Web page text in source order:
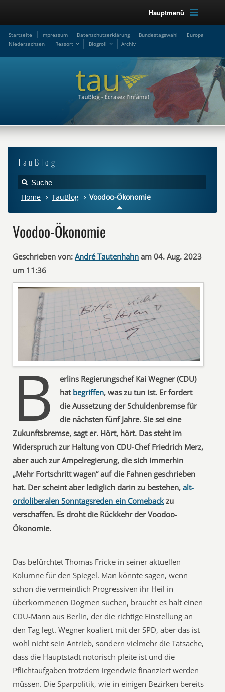
Hauptmenü
Startseite Impressum Datenschutzerklärung Bundestagswahl
Europa
Niedersachsen
Ressort Blogroll Archiv
TauBlog
Home TauBlog Voodoo-Ökonomie
Voodoo-Ökonomie
Geschrieben von: André Tautenhahn am 04. Aug. 2023
um 11:36
B
erlins Regierungschef Kai Wegner (CDU)
hat begriffen, was zu tun ist. Er fordert
die Aussetzung der Schuldenbremse für
die nächsten fünf Jahre. Sie sei eine
Zukunftsbremse, sagt er. Hört, hört. Das steht im
Widerspruch zur Haltung von CDU-Chef Friedrich Merz,
aber auch zur Ampelregierung, die sich immerhin
„Mehr Fortschritt wagen“ auf die Fahnen geschrieben
hat. Der scheint aber lediglich darin zu bestehen,alt-
ordoliberalen Sonntagsreden ein Comebackzu
verschaffen. Es droht die Rückkehr der Voodoo-
Ökonomie.
Das befürchtet Thomas Fricke in seiner aktuellen
Kolumne für den Spiegel. Man könnte sagen, wenn
schon die vermeintlich Progressiven ihr Heil in
überkommenen Dogmen suchen, braucht es halt einen
CDU-Mann aus Berlin, der die richtige Einstellung an
den Tag legt. Wegner koaliert mit der SPD, aber das ist
wohl nicht sein Antrieb, sondern vielmehr die Tatsache,
dass die Hauptstadt notorisch pleite ist und die
Pflichtaufgaben trotzdem irgendwie finanziert werden
müssen. Die Sparpolitik, wie in einigen Bezirken bereits